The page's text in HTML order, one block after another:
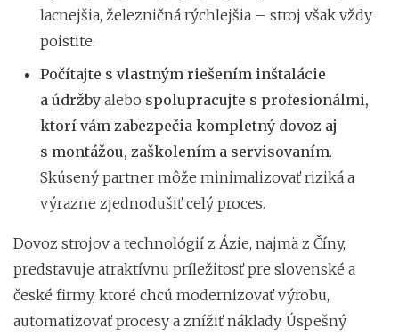
lacnejšia, železničná rýchlejšia – stroj však vždy
poistite.
Počítajte s vlastným riešením inštalácie
a údržby alebo spolupracujte s profesionálmi,
ktorí vám zabezpečia kompletný dovoz aj
s montážou, zaškolením a servisovaním.
Skúsený partner môže minimalizovať riziká a
výrazne zjednodušiť celý proces.
Dovoz strojov a technológií z Ázie, najmä z Číny,
predstavuje atraktívnu príležitosť pre slovenské a
české firmy, ktoré chcú modernizovať výrobu,
automatizovať procesy a znížiť náklady. Úspešný